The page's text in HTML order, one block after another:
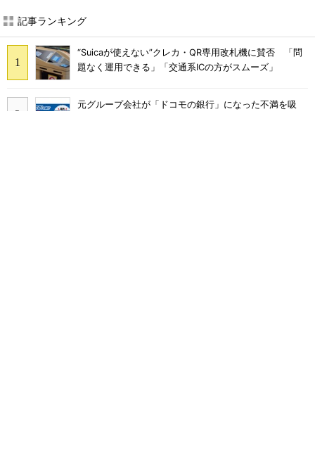
記事ランキング
“Suicaが使えない”クレカ・QR専用改札機に賛否 「問
題なく運用できる」「交通系ICの方がスムーズ」
元グループ会社が「ドコモの銀行」になった不満を吸